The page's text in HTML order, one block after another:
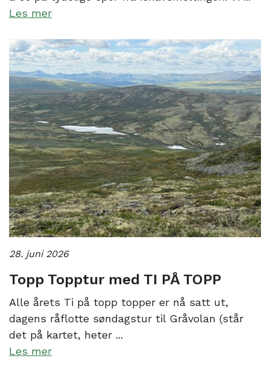
Les mer
28. juni 2026
Topp Topptur med TI PÅ TOPP
Alle årets Ti på topp topper er nå satt ut,
dagens råflotte søndagstur til Gråvolan (står
det på kartet, heter ...
Les mer